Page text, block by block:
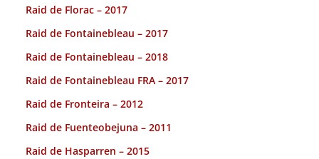
Raid de Florac – 2017
Raid de Fontainebleau – 2017
Raid de Fontainebleau – 2018
Raid de Fontainebleau FRA – 2017
Raid de Fronteira – 2012
Raid de Fuenteobejuna – 2011
Raid de Hasparren – 2015